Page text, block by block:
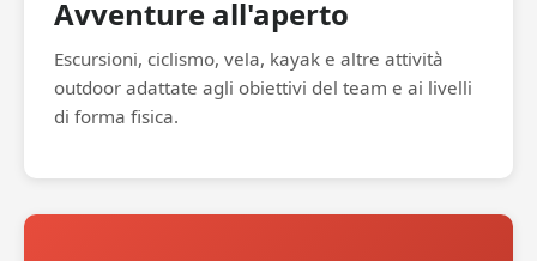
Avventure all'aperto
Escursioni, ciclismo, vela, kayak e altre attività
outdoor adattate agli obiettivi del team e ai livelli
di forma fisica.